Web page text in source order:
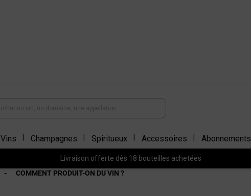
Vins Champagnes Spiritueux Accessoires Abonnements
Livraison offerte dès 18 bouteilles achetées
COMMENT PRODUIT-ON DU VIN ?